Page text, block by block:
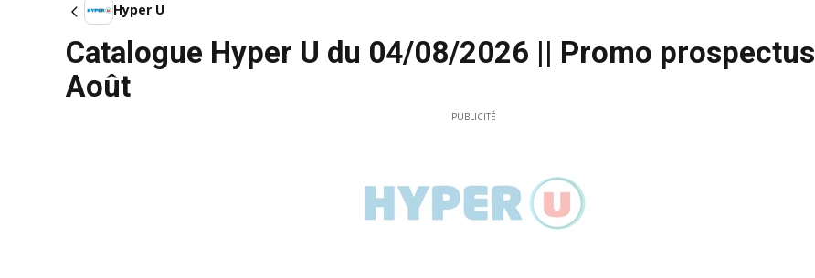
Hyper U
Catalogue Hyper U du 04/08/2026 || Promo prospectus
Août
PUBLICITÉ